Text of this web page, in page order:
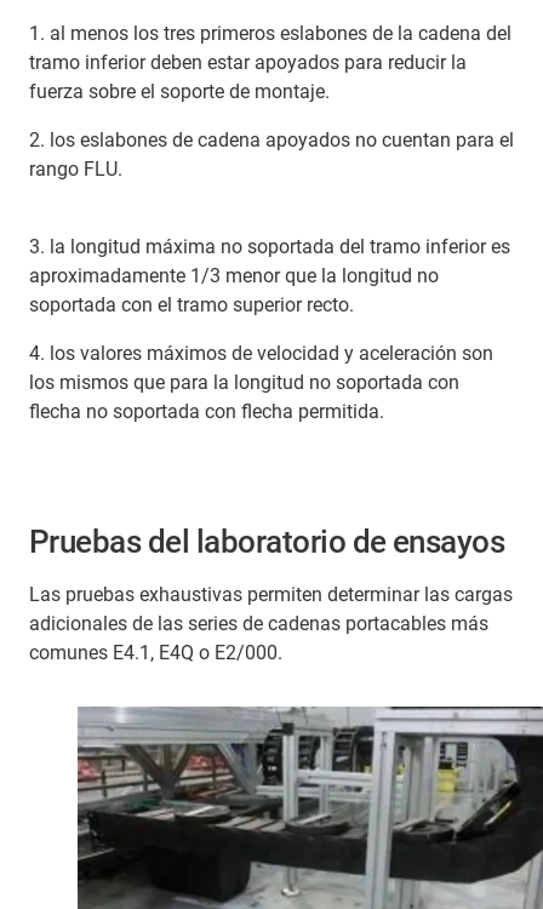
1. al menos los tres primeros eslabones de la cadena del
tramo inferior deben estar apoyados para reducir la
fuerza sobre el soporte de montaje.
2. los eslabones de cadena apoyados no cuentan para el
rango FLU.
3. la longitud máxima no soportada del tramo inferior es
aproximadamente 1/3 menor que la longitud no
soportada con el tramo superior recto.
4. los valores máximos de velocidad y aceleración son
los mismos que para la longitud no soportada con
flecha no soportada con flecha permitida.
Pruebas del laboratorio de ensayos
Las pruebas exhaustivas permiten determinar las cargas
adicionales de las series de cadenas portacables más
comunes E4.1, E4Q o E2/000.